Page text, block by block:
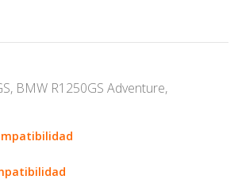
, BMW R1250GS Adventure,